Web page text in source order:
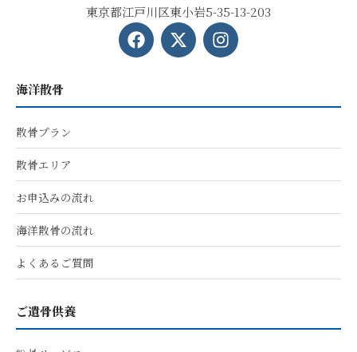
東京都江戸川区東小岩5-35-13-203
海洋散骨
散骨プラン
散骨エリア
お申込みの流れ
海洋散骨の流れ
よくあるご質問
ご遺骨供養